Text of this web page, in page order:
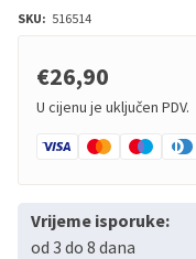
SKU: 516514
€26,90
U cijenu je uključen PDV.
Vrijeme isporuke:
od 3 do 8 dana